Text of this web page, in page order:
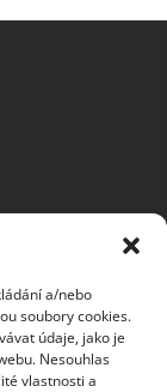
a/nebo
soubory cookies.
údaje, jako je
Nesouhlas
vlastnosti a
cookies |
.